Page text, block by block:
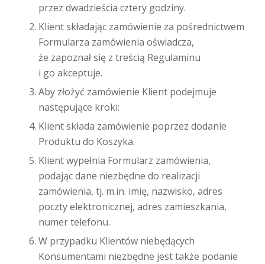
przez dwadzieścia cztery godziny.
Klient składając zamówienie za pośrednictwem
Formularza zamówienia oświadcza,
że zapoznał się z treścią Regulaminu
i go akceptuje.
Aby złożyć zamówienie Klient podejmuje
następujące kroki:
Klient składa zamówienie poprzez dodanie
Produktu do Koszyka.
Klient wypełnia Formularz zamówienia,
podając dane niezbędne do realizacji
zamówienia, tj. m.in. imię, nazwisko, adres
poczty elektronicznej, adres zamieszkania,
numer telefonu.
W przypadku Klientów niebędących
Konsumentami niezbędne jest także podanie